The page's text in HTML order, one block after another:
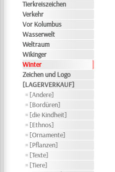
Tierkreiszeichen
Verkehr
Vor Kolumbus
Wasserwelt
Weltraum
Wikinger
Winter
Zeichen und Logo
[LAGERVERKAUF]
[Andere]
[Bordüren]
[die Kindheit]
[Ethnos]
[Ornamente]
[Pflanzen]
[Texte]
[Tiere]